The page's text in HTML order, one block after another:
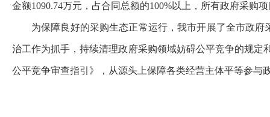
金额1090.74万元，占合同总额的100%以上，所有政府采购
为保障良好的采购生态正常运行，我市开展了全市政
治工作为抓手，持续清理政府采购领域妨碍公平竞争的规
公平竞争审查指引》，从源头上保障各类经营主体平等参与